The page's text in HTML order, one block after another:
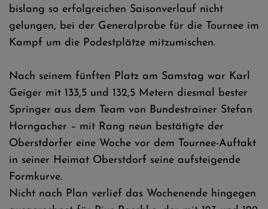
bislang so erfolgreichen Saisonverlauf nicht
gelungen, bei der Generalprobe für die Tournee im
Kampf um die Podestplätze mitzumischen.
Nach seinem fünften Platz am Samstag war Karl
Geiger mit 133,5 und 132,5 Metern diesmal bester
Springer aus dem Team von Bundestrainer Stefan
Horngacher – mit Rang neun bestätigte der
Oberstdorfer eine Woche vor dem Tournee-Auftakt
in seiner Heimat Oberstdorf seine aufsteigende
Formkurve.
Nicht nach Plan verlief das Wochenende hingegen